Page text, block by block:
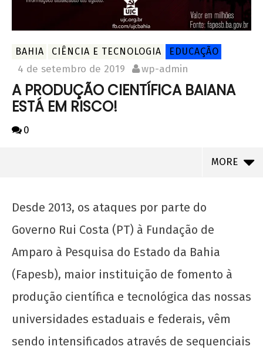
BAHIA CIÊNCIA E TECNOLOGIA EDUCAÇÃO
4 de setembro de 2019 wp-admin
A PRODUÇÃO CIENTÍFICA BAIANA
ESTÁ EM RISCO!
0
MORE
NOW VIEWING
Desde 2013, os ataques por parte do
Governo Rui Costa (PT) à Fundação de
Amparo à Pesquisa do Estado da Bahia
(Fapesb), maior instituição de fomento à
produção científica e tecnológica das nossas
universidades estaduais e federais, vêm
sendo intensificados através de sequenciais